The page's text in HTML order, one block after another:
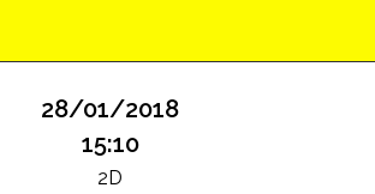
28/01/2018
15:10
2D